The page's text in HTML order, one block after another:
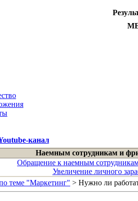
канал
Наемным сотрудникам и
Обращение к наемным
Увеличение личного
теме "Маркетинг" > Нужно ли